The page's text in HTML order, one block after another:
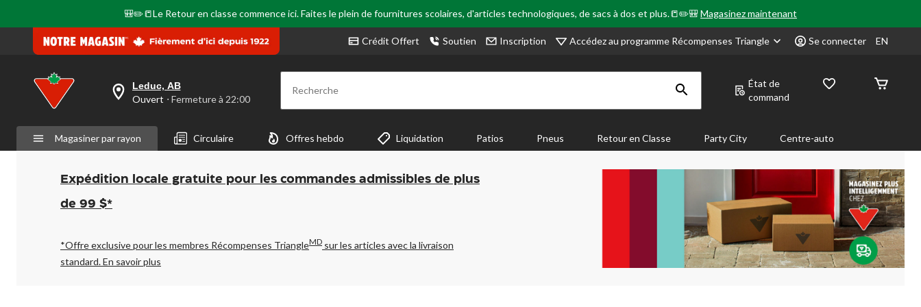
🎒✏️📒Le Retour en classe commence ici. Faites le plein de fournitures scolaires, d'articles technologiques, de sacs à dos et plus.📒✏️🎒Magasinez maintenant
Crédit Offert Soutien Inscription Accédez au programme Récompenses Triangle Se connecter EN
votre
est
Leduc,
AB,
Ouvert,
Fermeture
à
pour
changer
Leduc, AB
Ouvert ⋅ Fermeture à 22:00 Recherche
État de
command
Magasiner par rayon Circulaire Offres hebdo Liquidation Patios Pneus Retour en Classe Party City Centre-auto
Expédition locale gratuite pour les commandes admissibles de plus
de 99 $*
*Offre exclusive pour les membres Récompenses TriangleMD sur les articles avec la livraison
standard.En savoir plus
même
page.